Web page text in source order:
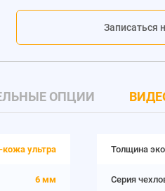
Записаться
ОПЦИИ
кожа ультра Толщина
6 мм Серия